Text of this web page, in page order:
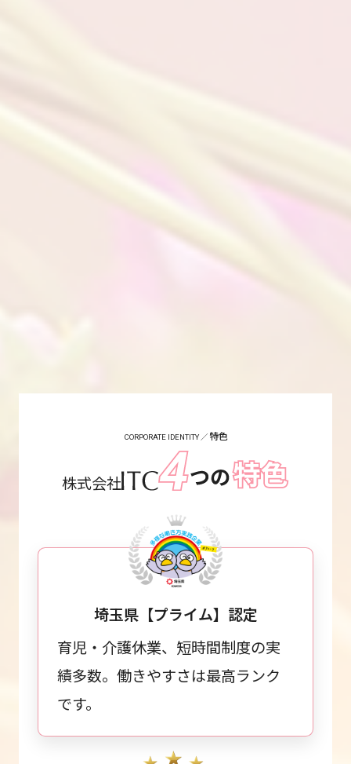
CORPORATE IDENTITY／ 特色
株式会社
埼玉県【プライム】認定
育児・介護休業、短時間制度の実
績多数。働きやすさは最高ランク
です。